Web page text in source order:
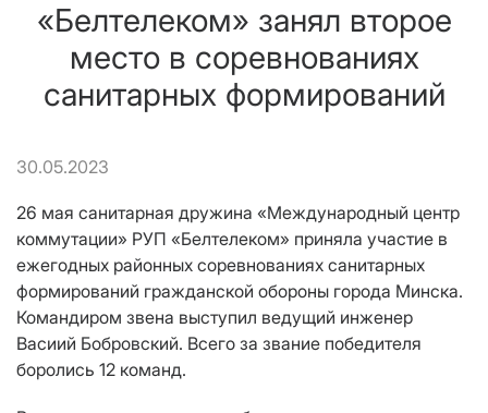
«Белтелеком» занял второе
место в соревнованиях
санитарных формирований
30.05.2023
26 мая санитарная дружина «Международный центр
коммутации» РУП «Белтелеком» приняла участие в
ежегодных районных соревнованиях санитарных
формирований гражданской обороны города Минска.
Командиром звена выступил ведущий инженер
Васиий Бобровский. Всего за звание победителя
боролись 12 команд.